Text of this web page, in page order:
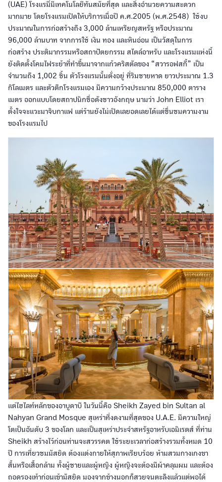
(UAE) โรงแรมี่มีเทคโนโลยีทันสมัยที่สุด และสิ่งอำนวยความสะดวก
มากมาย โดยโรงแรมเปิดให้บริการเมื่อปี ค.ศ.2005 (พ.ศ.2548) ใช้งบ
ประมาณในการก่อสร้างถึง 3,000 ล้านเหรียญสหรัฐ หรือประมาณ
96,000 ล้านบาท จากการใช้ เงิน ทอง และหินอ่อน เป็นวัสดุในการ
ก่อสร้าง ประติมากรรมหรือสถาปัตยกรรม สไตล์อาหรับ และโรงแรมแห่งนี้
ยังติดตั้งโคมไฟระย้าที่ทำขึ้นมาจากแก้วคริสตัลของ “สวารอฟสกี้” เป็น
จำนวนถึง 1,002 ชิ้น ตัวโรงแรมนั้นตั่งอยู่ ที่ริมชายหาด ยาวประมาณ 1.3
กิโลเมตร และตัวตึกโรงแรมเอง มีความกว้างประมาณ 850,000 ตาราง
เมตร ออกแบบโดยสถาปนิกชื่อดังชาวอังกฤษ นามว่า John Elliot เรา
ตั้งใจจะแวะมาจิบกาแฟ แต่ร้านยังไม่เปิดเลยอดเลยได้แต่ชื่นชมความงาม
ของโรงแรมไป
แต่ไฮไลท์หลักของอาบูดาบี ในวันนี้คือ Sheikh Zayed bin Sultan al
Nahyan Grand Mosque สุเหร่าที่งดงามที่สุดของ U.A.E. มีความใหญ่
โตเป็นอันดับ 3 ของโลก และเป็นสุเหร่าประจำสหรัฐอาหรับเอมิเรตส์ ที่ท่าน
Sheikh สร้างไว้ก่อนท่านจะสวรรคต ใช้ระยะเวลาก่อสร้างรวมทั้งหมด 10
ปี การเที่ยวชมมัสยิด ต้องแต่งกายให้สุภาพเรียบร้อย ห้ามสวมกางเกงขา
สั้นหรือเสื้อกล้าม ทั้งผู้ชายและผู้หญิง ผู้หญิงจะต้องมีผ้าคลุมผม และต้อง
ถอดรองเท้าก่อนเข้ามัสยิด มองจากข้างนอกก็สวยจนตะลึงแล้วแต่พอได้